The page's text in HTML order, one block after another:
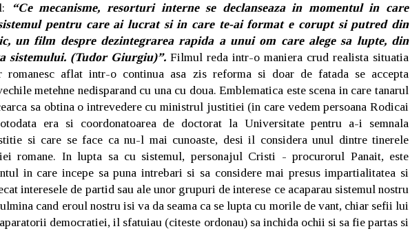
“Ce mecanisme, resorturi interne se declanseaza in momentul in care
pentru care ai lucrat si in care te-ai format e corupt si putred din
un film despre dezintegrarea rapida a unui om care alege sa lupte, din
sistemului. (Tudor Giurgiu)”. Filmul reda intr-o maniera crud realista situatia
romanesc aflat intr-o continua asa zis reforma si doar de fatada se accepta
metehne nedisparand cu una cu doua. Emblematica este scena in care tanarul
sa obtina o intrevedere cu ministrul justitiei (in care vedem persoana Rodicai
era si coordonatoarea de doctorat la Universitate pentru a-i semnala
si care se face ca nu-l mai cunoaste, desi il considera unul dintre tinerele
romane. In lupta sa cu sistemul, personajul Cristi - procurorul Panait, este
in care incepe sa puna intrebari si sa considere mai presus impartialitatea si
interesele de partid sau ale unor grupuri de interese ce acaparau sistemul nostru
cand eroul nostru isi va da seama ca se lupta cu morile de vant, chiar sefii lui
democratiei, il sfatuiau (citeste ordonau) sa inchida ochii si sa fie partas si